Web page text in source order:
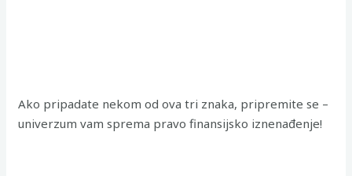
Ako pripadate nekom od ova tri znaka, pripremite se –
univerzum vam sprema pravo finansijsko iznenađenje!